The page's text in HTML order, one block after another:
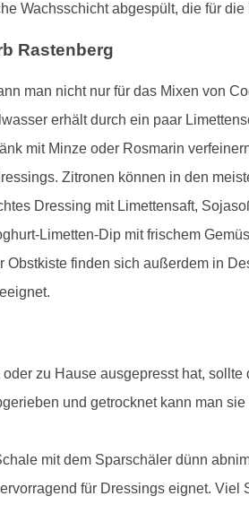
Wachsschicht abgespült, die für
Rastenberg
man nicht nur für das Mixen von
erhält durch ein paar
mit Minze oder Rosmarin
Zitronen können in den
Dressing mit Limettensaft,
Limetten-Dip mit frischem
finden sich außerdem in
zu Hause ausgepresst hat,
und getrocknet kann man
mit dem Sparschäler dünn
für Dressings eignet. Viel